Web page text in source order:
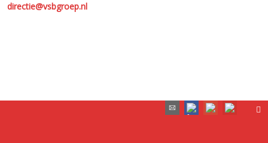
directie@vsbgroep.nl